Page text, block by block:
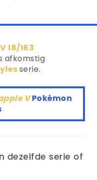
18/163
afkomstig
serie.
VPokémon
dezelfde serie of